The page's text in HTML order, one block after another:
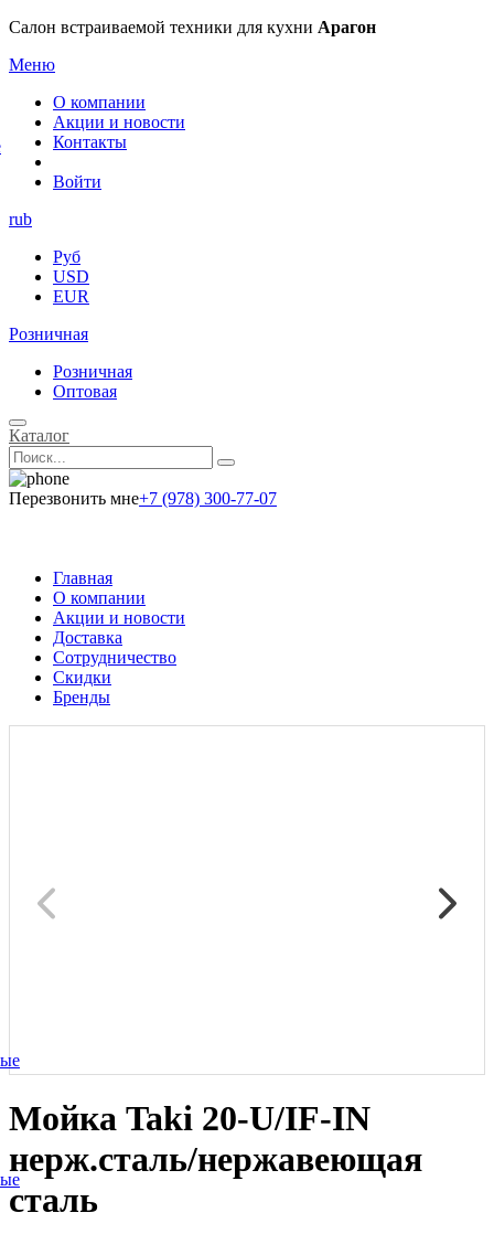
Салон встраиваемой техники для кухни Арагон
Меню
О компании
Акции и новости
Контакты
Войти
rub
Руб
USD
EUR
Розничная
Розничная
Оптовая
Каталог
Перезвонить мне+7 (978) 300-77-07
Главная
О компании
Акции и новости
Доставка
Сотрудничество
Скидки
Бренды
Мойка Taki 20-U/IF-IN
нерж.сталь/нержавеющая
сталь